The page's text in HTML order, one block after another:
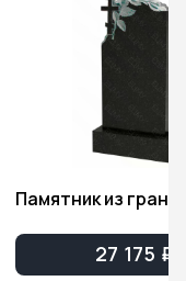
27 175 ₽